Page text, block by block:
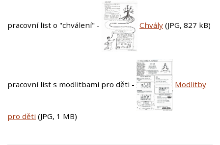
pracovní list o "chválení" - Chvály (JPG, 827 kB)
pracovní list s modlitbami pro děti - Modlitby
pro děti (JPG, 1 MB)